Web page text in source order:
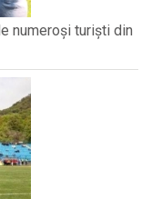
numeroși turiști din